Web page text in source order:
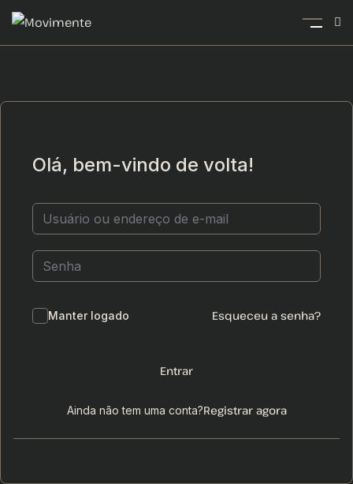
Olá, bem-vindo de volta!
Manter logado Esqueceu a senha?
Entrar
Ainda não tem uma conta?Registrar agora